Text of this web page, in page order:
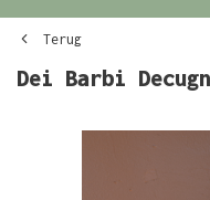
Terug
Dei Barbi